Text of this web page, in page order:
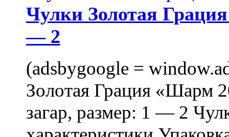
Чулки Золотая
— 2
(adsbygoogle =
Золотая Грация «Шарм
загар, размер: 1 — 2